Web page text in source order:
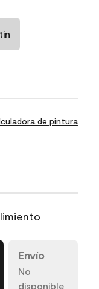
de pintura
Envío
No
disponible